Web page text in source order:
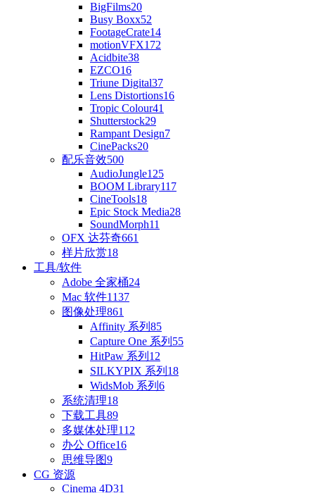
BigFilms20
Busy Boxx52
FootageCrate14
motionVFX172
Acidbite38
EZCO16
Triune Digital37
Lens Distortions16
Tropic Colour41
Shutterstock29
Rampant Design7
CinePacks20
配乐音效500
AudioJungle125
BOOM Library117
CineTools18
Epic Stock Media28
SoundMorph11
OFX 达芬奇661
样片欣赏18
工具/软件
Adobe 全家桶24
Mac 软件1137
图像处理861
Affinity 系列 85
Capture One 系列 55
HitPaw 系列 12
SILKYPIX 系列 18
WidsMob 系列 6
系统清理18
下载工具89
多媒体处理112
办公 Office16
思维导图9
CG 资源
Cinema 4D31